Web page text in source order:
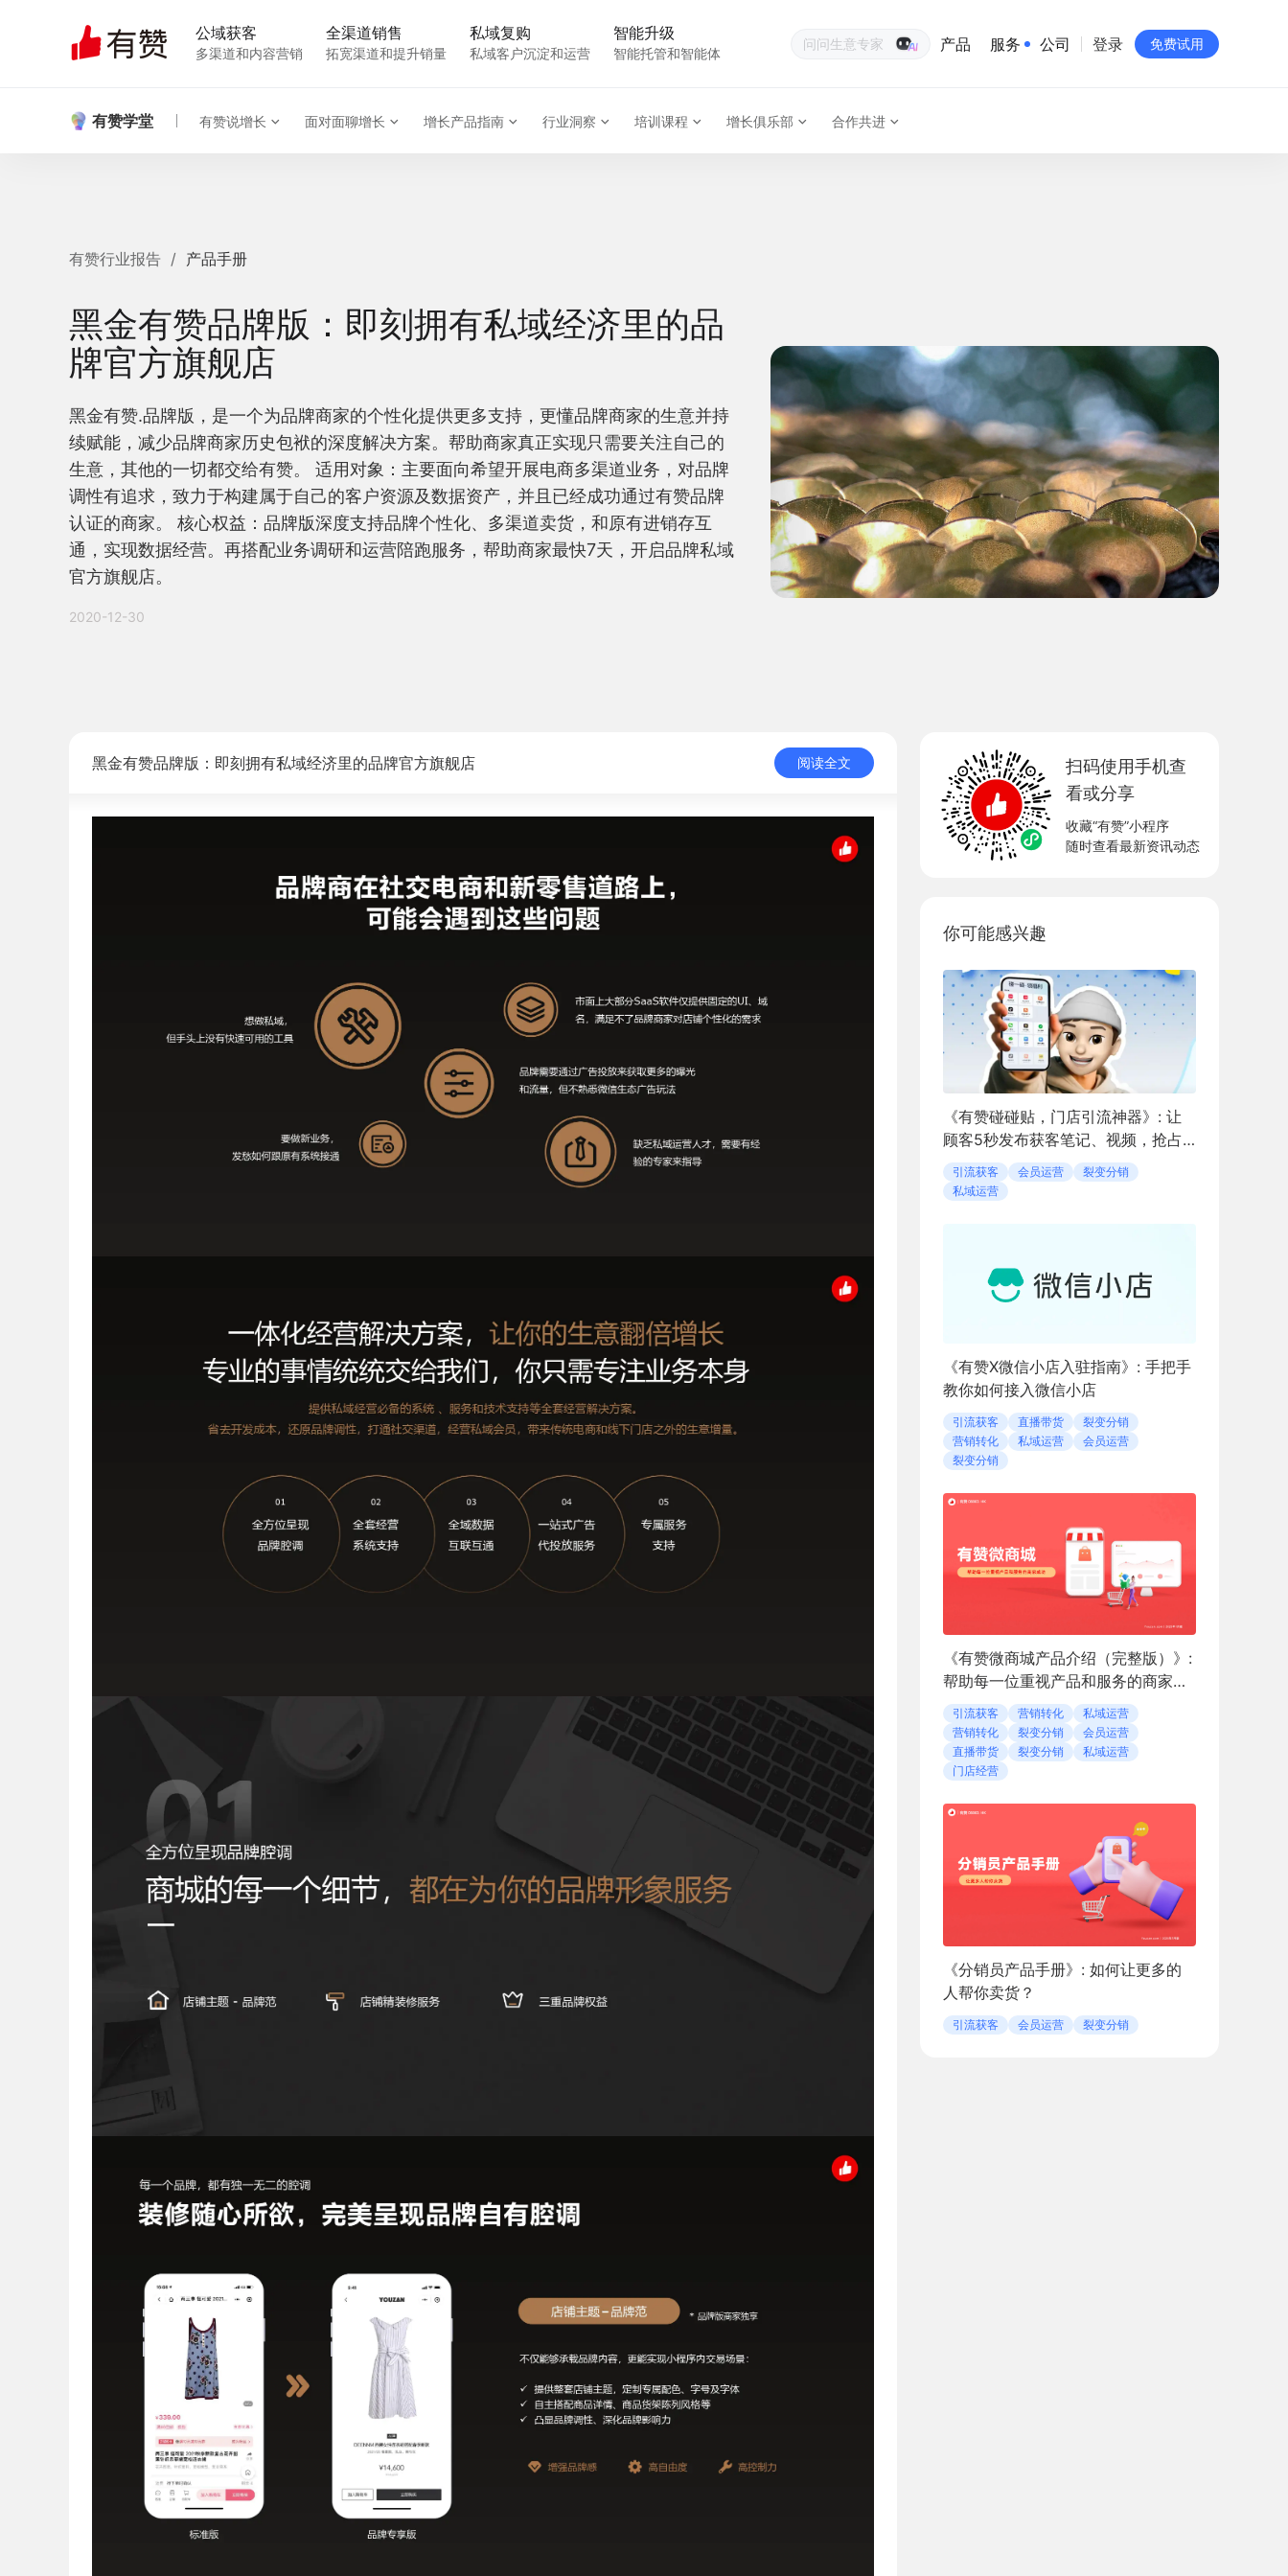
公域获客
多渠道和内容营销
全渠道销售
拓宽渠道和提升销量
私域复购
私域客户沉淀和运营
智能升级
智能托管和智能体
生意专家
产品 服务 公司 登录 免费试用
有赞学堂 有赞说增长 面对面聊增长 增长产品指南 行业洞察 培训课程 增长俱乐部 合作共进
有赞行业报告 / 产品手册
黑金有赞品牌版：即刻拥有私域经济里的品
牌官方旗舰店
黑金有赞.品牌版，是一个为品牌商家的个性化提供更多支持，更懂品牌商家的生意并持
续赋能，减少品牌商家历史包袱的深度解决方案。帮助商家真正实现只需要关注自己的
生意，其他的一切都交给有赞。 适用对象：主要面向希望开展电商多渠道业务，对品牌
调性有追求，致力于构建属于自己的客户资源及数据资产，并且已经成功通过有赞品牌
认证的商家。 核心权益：品牌版深度支持品牌个性化、多渠道卖货，和原有进销存互
通，实现数据经营。再搭配业务调研和运营陪跑服务，帮助商家最快7天，开启品牌私域
官方旗舰店。
2020-12-30
黑金有赞品牌版：即刻拥有私域经济里的品牌官方旗舰店 阅读全文
扫码使用手机查
看或分享
收藏“有赞”小程序
随时查看最新资讯动态
你可能感兴趣
《有赞碰碰贴，门店引流神器》: 让
顾客5秒发布获客笔记、视频，抢占
同城流量
引流获客 会员运营
裂变分销
私域运营
《有赞X微信小店入驻指南》: 手把手
教你如何接入微信小店
引流获客 直播带货
裂变分销
营销转化
私域运营
会员运营
裂变分销
《有赞微商城产品介绍（完整版）》:
帮助每一位重视产品和服务的商家成
功引流获客 营销转化
私域运营
营销转化
裂变分销
会员运营
直播带货
裂变分销
私域运营
门店经营
《分销员产品手册》: 如何让更多的
人帮你卖货？
引流获客 会员运营 裂变分销